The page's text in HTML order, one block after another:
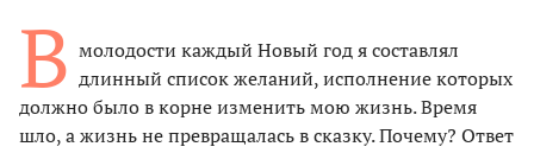
В молодости каждый Новый год я составлял
длинный список желаний, исполнение которых
должно было в корне изменить мою жизнь. Время
шло, а жизнь не превращалась в сказку. Почему? Ответ